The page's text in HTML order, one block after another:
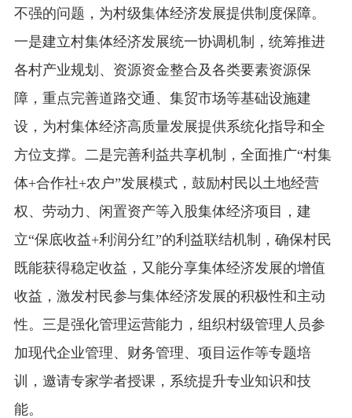
不强的问题，为村级集体经济发展提供制度保障。
一是建立村集体经济发展统一协调机制，统筹推进
各村产业规划、资源资金整合及各类要素资源保
障，重点完善道路交通、集贸市场等基础设施建
设，为村集体经济高质量发展提供系统化指导和全
方位支撑。二是完善利益共享机制，全面推广“村集
体+合作社+农户”发展模式，鼓励村民以土地经营
权、劳动力、闲置资产等入股集体经济项目，建
立“保底收益+利润分红”的利益联结机制，确保村民
既能获得稳定收益，又能分享集体经济发展的增值
收益，激发村民参与集体经济发展的积极性和主动
性。三是强化管理运营能力，组织村级管理人员参
加现代企业管理、财务管理、项目运作等专题培
训，邀请专家学者授课，系统提升专业知识和技
能。